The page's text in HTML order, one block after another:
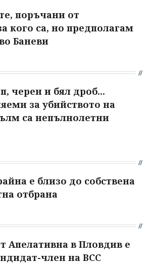
поръчани от
кого са, но предполагам
Баневи
черен и бял дроб...
за убийството на
са непълнолетни
е близо до собствена
отбрана
Апелативна в Пловдив е
член на ВСС